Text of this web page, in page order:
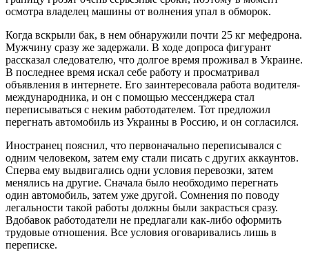
осмотра владелец машины от волнения упал в обморок.
Когда вскрыли бак, в нем обнаружили почти 25 кг мефедрона.
Мужчину сразу же задержали. В ходе допроса фигурант
рассказал следователю, что долгое время проживал в Украине.
В последнее время искал себе работу и просматривал
объявления в интернете. Его заинтересовала работа водителя-
международника, и он с помощью мессенджера стал
переписываться с неким работодателем. Тот предложил
перегнать автомобиль из Украины в Россию, и он согласился.
Иностранец пояснил, что первоначально переписывался с
одним человеком, затем ему стали писать с других аккаунтов.
Сперва ему выдвигались одни условия перевозки, затем
менялись на другие. Сначала было необходимо перегнать
один автомобиль, затем уже другой. Сомнения по поводу
легальности такой работы должны были закрасться сразу.
Вдобавок работодатели не предлагали как-либо оформить
трудовые отношения. Все условия оговаривались лишь в
переписке.